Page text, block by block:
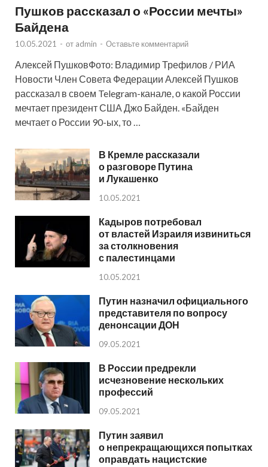
Пушков рассказал о «России мечты»
Байдена
10.05.2021 - от admin - Оставьте комментарий
Алексей ПушковФото: Владимир Трефилов / РИА
Новости Член Совета Федерации Алексей Пушков
рассказал в своем Telegram-канале, о какой России
мечтает президент США Джо Байден. «Байден
мечтает о России 90-ых, то …
В Кремле рассказали
о разговоре Путина
и Лукашенко
10.05.2021
Кадыров потребовал
от властей Израиля извиниться
за столкновения
с палестинцами
10.05.2021
Путин назначил официального
представителя по вопросу
денонсации ДОН
09.05.2021
В России предрекли
исчезновение нескольких
профессий
09.05.2021
Путин заявил
о непрекращающихся попытках
оправдать нацистские